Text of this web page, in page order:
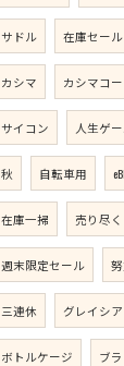
サドル 在庫セール
カシマ カシマコー
サイコン 人生ゲ
秋 自転車用
在庫一掃 売り尽
週末限定セール
三連休 グレイシア
ボトルケージ ブ